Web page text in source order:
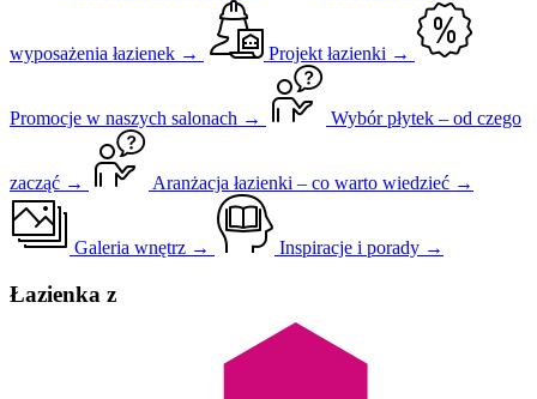
wyposażenia łazienek → Projekt łazienki →
Promocje w naszych salonach → Wybór płytek – od czego
zacząć → Aranżacja łazienki – co warto wiedzieć →
Galeria wnętrz → Inspiracje i porady →
Łazienka z